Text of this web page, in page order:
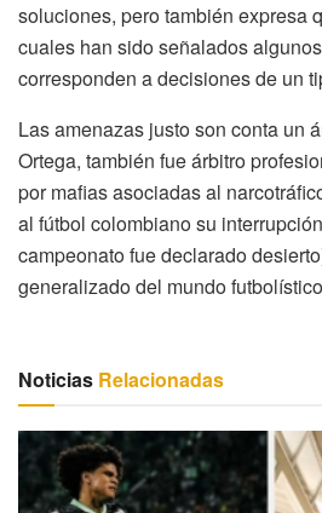
soluciones, pero también expresa
cuales han sido señalados
corresponden a decisiones de un
Las amenazas justo son conta un
Ortega, también fue árbitro
por mafias asociadas al
al fútbol colombiano su
campeonato fue declarado
generalizado del mundo
Noticias Relacionadas